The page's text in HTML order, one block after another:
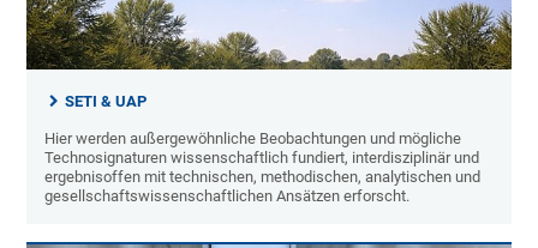
SETI & UAP
Hier werden außergewöhnliche Beobachtungen und mögliche
Technosignaturen wissenschaftlich fundiert, interdisziplinär und
ergebnisoffen mit technischen, methodischen, analytischen und
gesellschaftswissenschaftlichen Ansätzen erforscht.